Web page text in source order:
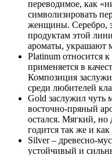
переводимое, как
символизировать
женщины. Серебро,
продуктам этой
ароматы, украшают
Platinum относится
применяется в
Композиция
среди любителей
Gold заслужил чуть
восточно-пряный
остался. Мягкий, но
годится так же и
Silver – древесно-
устойчивый и